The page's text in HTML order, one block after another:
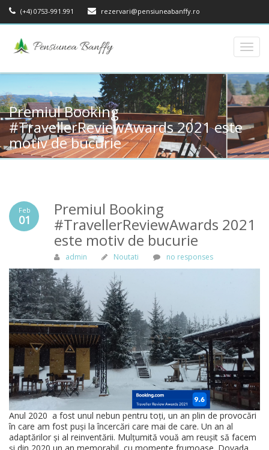
(+4) 0753-991.991 rezervari@pensiuneabanffy.ro
Premiul Booking
#TravellerReviewAwards 2021 este
motiv de bucurie
Feb
01
Premiul Booking
#TravellerReviewAwards 2021
este motiv de bucurie
admin Noutati no responses
Anul 2020 a fost unul nebun pentru toți, un an plin de provocări
în care am fost puși la încercări care mai de care. Un an al
adaptărilor și al reinventării. Mulțumită vouă am reușit să facem
și din 2020 un an memorabil, cu momente frumoase. Dovada